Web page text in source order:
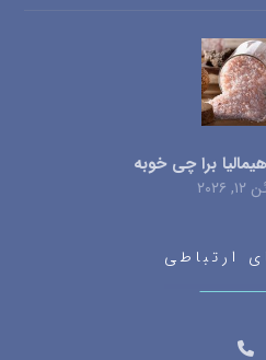
برا چی خوبه
ارتباطی